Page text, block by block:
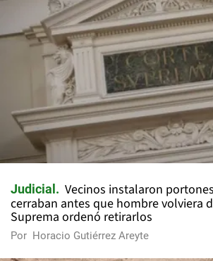
Judicial
Vecinos instalaron
cerraban antes que hombre volviera
Suprema ordenó retirarlos
Por Horacio Gutiérrez Areyte